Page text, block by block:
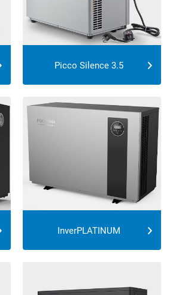
Picco Silence 3.5
InverPLATINUM